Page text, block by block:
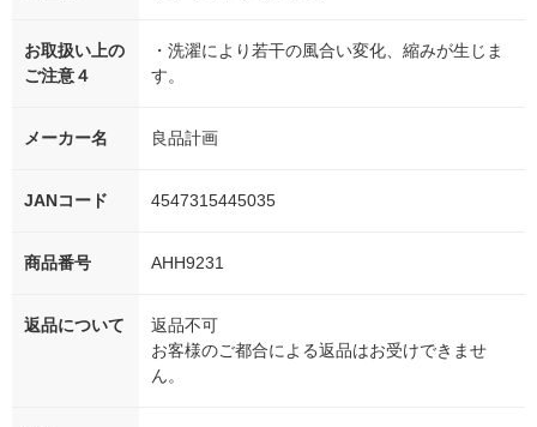
お取扱い上の
ご注意４
・洗濯により若干の風合い変化、縮みが生じま
す。
メーカー名 良品計画
JANコード 4547315445035
商品番号 AHH9231
返品について
返品不可
お客様のご都合による返品はお受けできませ
ん。